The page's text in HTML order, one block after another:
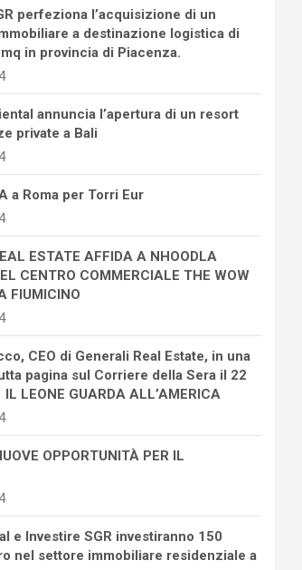
perfeziona l’acquisizione di un
a destinazione logistica di
in provincia di Piacenza.
annuncia l’apertura di un resort
private a Bali
a Roma per Torri Eur
ESTATE AFFIDA A NHOODLA
CENTRO COMMERCIALE THE WOW
FIUMICINO
CEO di Generali Real Estate, in una
pagina sul Corriere della Sera il 22
LEONE GUARDA ALL’AMERICA
OPPORTUNITÀ PER IL
e Investire SGR investiranno 150
nel settore immobiliare residenziale a